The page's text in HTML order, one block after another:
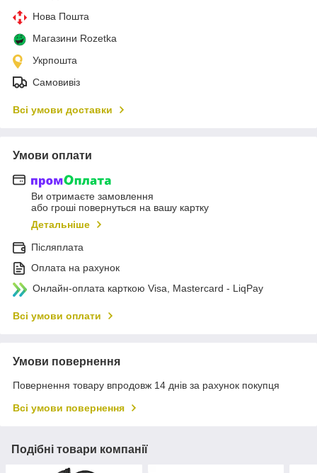
Нова Пошта
Магазини Rozetka
Укрпошта
Самовивіз
Всі умови доставки
Умови оплати
Ви отримаєте замовлення
або гроші повернуться на вашу картку
Детальніше
Післяплата
Оплата на рахунок
Онлайн-оплата карткою Visa, Mastercard - LiqPay
Всі умови оплати
Умови повернення
Повернення товару впродовж 14 днів за рахунок покупця
Всі умови повернення
Подібні товари компанії